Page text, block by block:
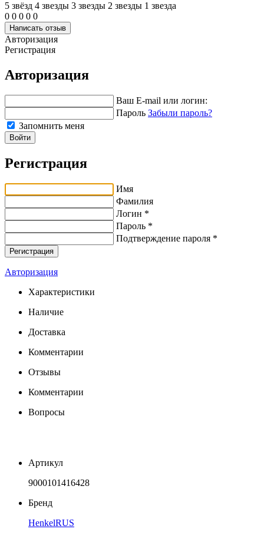
5 звёзд 4 звeзды 3 звeзды 2 звeзды 1 звeзда
0 0 0 0 0
Написать отзыв
Авторизация
Регистрация
Авторизация
Ваш E-mail или логин:
Пароль Забыли пароль?
Запомнить меня
Войти
Регистрация
Имя
Фамилия
Логин *
Пароль *
Подтверждение пароля *
Авторизация
Характеристики
Наличие
Доставка
Комментарии
Отзывы
Комментарии
Вопросы
Артикул
9000101416428
Бренд
HenkelRUS